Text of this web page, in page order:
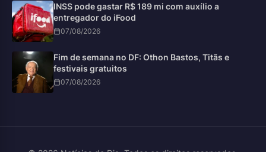
INSS pode gastar R$ 189 mi com auxílio a
entregador do iFood
07/08/2026
Fim de semana no DF: Othon Bastos, Titãs e
festivais gratuitos
07/08/2026